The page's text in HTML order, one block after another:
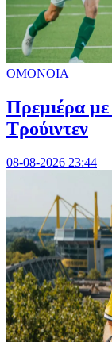
ΟΜΟΝΟΙΑ
Πρεμιέρα με
Τρούιντεν
08-08-2026 23:44